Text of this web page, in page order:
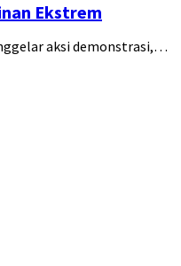
Ekstrem
aksi demonstrasi,…